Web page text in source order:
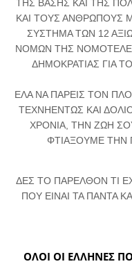
ΤΗΣ ΒΑΣΗΣ ΚΑΙ ΤΗΣ
ΚΑΙ ΤΟΥΣ ΑΝΘΡΩΠΟΥΣ
ΣΥΣΤΗΜΑ ΤΩΝ 12
ΝΟΜΩΝ ΤΗΣ
ΔΗΜΟΚΡΑΤΙΑΣ ΓΙΑ
ΕΛΑ ΝΑ ΠΑΡΕΙΣ ΤΟΝ
ΤΕΧΝΗΕΝΤΩΣ ΚΑΙ
ΧΡΟΝΙΑ, ΤΗΝ ΖΩΗ
ΦΤΙΑΞΟΥΜΕ ΤΗΝ
ΔΕΣ ΤΟ ΠΑΡΕΛΘΟΝ ΤΙ
ΠΟΥ ΕΙΝΑΙ ΤΑ ΠΑΝΤΑ
ΟΛΟΙ ΟΙ ΕΛΛΗΝΕΣ